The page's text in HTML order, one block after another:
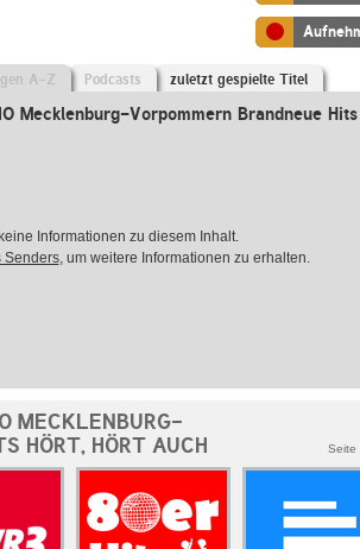
A-Z Podcasts zuletzt gespielte Titel
Mecklenburg-Vorpommern Brandneue Hits
Informationen zu diesem Inhalt.
Senders, um weitere Informationen zu erhalten.
MECKLENBURG-
HÖRT, HÖRT AUCH
Seite